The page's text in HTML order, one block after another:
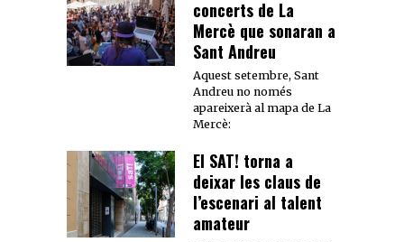
concerts de La
Mercè que sonaran a
Sant Andreu
Aquest setembre, Sant
Andreu no només
apareixerà al mapa de La
Mercè:
El SAT! torna a
deixar les claus de
l’escenari al talent
amateur